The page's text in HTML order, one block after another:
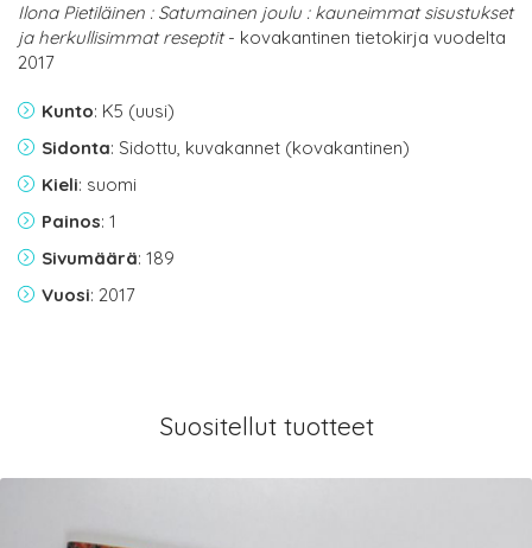
Ilona Pietiläinen : Satumainen joulu : kauneimmat sisustukset
ja herkullisimmat reseptit- kovakantinen tietokirja vuodelta
2017
Kunto: K5 (uusi)
Sidonta: Sidottu, kuvakannet (kovakantinen)
Kieli: suomi
Painos: 1
Sivumäärä: 189
Vuosi: 2017
Suositellut tuotteet